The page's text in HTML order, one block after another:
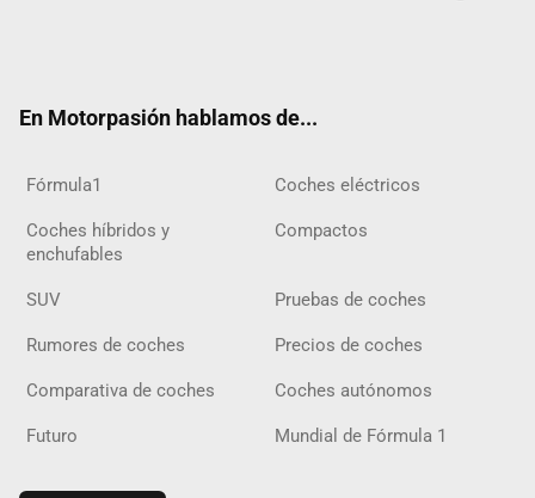
En Motorpasión hablamos de...
Fórmula1 Coches eléctricos
Coches híbridos y
enchufables
Compactos
SUV Pruebas de coches
Rumores de coches Precios de coches
Comparativa de coches Coches autónomos
Futuro Mundial de Fórmula 1